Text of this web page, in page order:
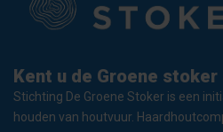
Kent u de Groene stoker
Stichting De Groene Stoker is een
houden van houtvuur.